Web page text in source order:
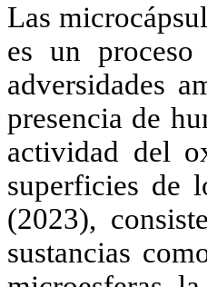
Las
es un
adversidades
presencia de
actividad del
superficies de
(2023),
sustancias